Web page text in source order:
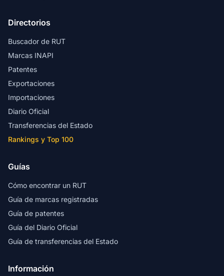
Directorios
Buscador de RUT
Marcas INAPI
Patentes
Exportaciones
Importaciones
Diario Oficial
Transferencias del Estado
Rankings y Top 100
Guías
Cómo encontrar un RUT
Guía de marcas registradas
Guía de patentes
Guía del Diario Oficial
Guía de transferencias del Estado
Información